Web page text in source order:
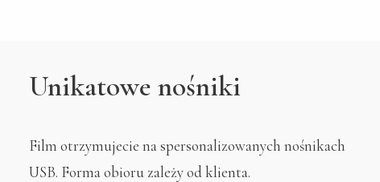
Unikatowe nośniki
Film otrzymujecie na spersonalizowanych nośnikach
USB. Forma obioru zależy od klienta.